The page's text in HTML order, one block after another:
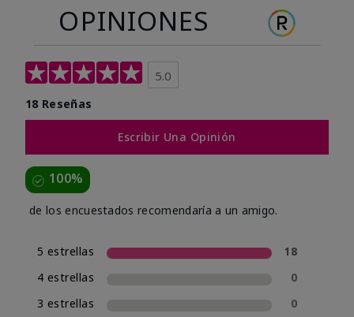
OPINIONES
5.0
18 Reseñas
Escribir Una Opinión
100%
de los encuestados recomendaría a un amigo.
5 estrellas
18
4 estrellas
0
3 estrellas
0